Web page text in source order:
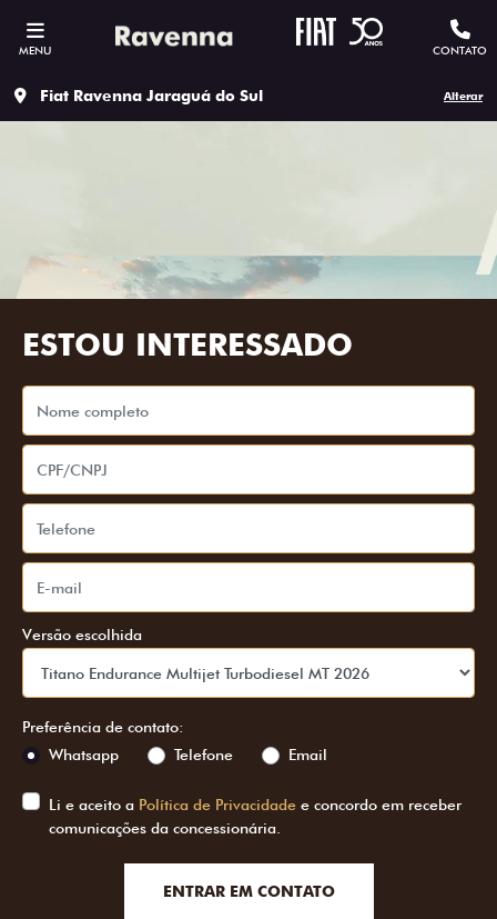
MENU CONTATO
Fiat Ravenna Jaraguá do Sul Alterar
ESTOU INTERESSADO
Versão escolhida
Preferência de contato:
Whatsapp
Telefone Email
Li e aceito a Política de Privacidade e concordo em receber
comunicações da concessionária.
ENTRAR EM CONTATO